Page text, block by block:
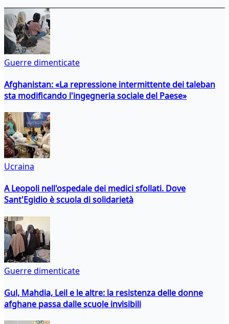
Guerre dimenticate
Afghanistan: «La repressione intermittente dei taleban
sta modificando l'ingegneria sociale del Paese»
Ucraina
A Leopoli nell'ospedale dei medici sfollati. Dove
Sant'Egidio è scuola di solidarietà
Guerre dimenticate
Gul, Mahdia, Leil e le altre: la resistenza delle donne
afghane passa dalle scuole invisibili